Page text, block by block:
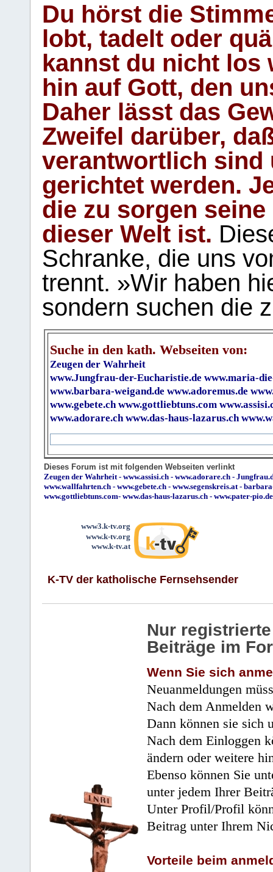
Du hörst die
lobt, tadelt oder
kannst du nicht los
hin auf Gott, den
Daher lässt das
Zweifel darüber,
verantwortlich sind
gerichtet werden.
die zu sorgen
dieser Welt ist.
Schranke, die uns
trennt. »Wir haben
sondern suchen die
Suche in den kath. Webseiten von:
Zeugen der Wahrheit
www.Jungfrau-der-Eucharistie.de www.maria-
www.barbara-weigand.de www.adoremus.de
www.gebete.ch www.gottliebtuns.com
www.adorare.ch www.das-haus-lazarus.ch
Dieses Forum ist mit folgenden Webseiten verlinkt
Zeugen der Wahrheit- www.assisi.ch - www.adorare.ch -
www.wallfahrten.ch - www.gebete.ch - www.segenskreis.at-
www.gottliebtuns.com- www.das-haus-lazarus.ch - www.pater-pio.de
www3.k-tv.org
www.k-tv.org
www.k-tv.at
K-TV der katholische Fernsehsender
Nur
Beiträge im
Wenn Sie sich
Neuanmeldungen
Nach dem Anmelden
Dann können sie sich
Nach dem Einloggen
ändern oder weitere
Ebenso können Sie
unter jedem Ihrer
Unter Profil/Profil
Beitrag unter Ihrem
Vorteile beim